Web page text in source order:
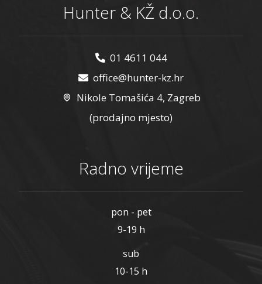
Hunter & KŽ d.o.o.
01 4611 044
office@hunter-kz.hr
Nikole Tomašića 4, Zagreb
(prodajno mjesto)
Radno vrijeme
pon - pet
9-19 h
sub
10-15 h